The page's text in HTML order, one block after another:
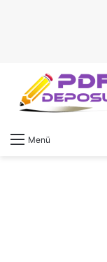
Menü